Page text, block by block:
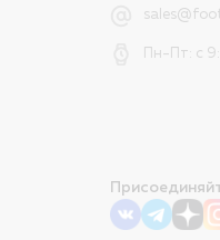
Пн-Пт: с